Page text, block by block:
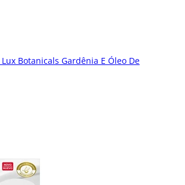
Botanicals Gardênia E Óleo De